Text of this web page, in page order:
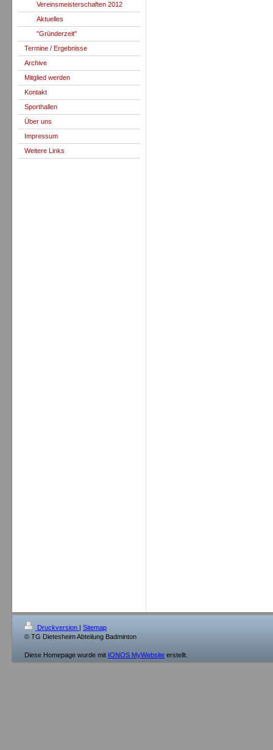
Vereinsmeisterschaften 2012
Aktuelles
"Gründerzeit"
Termine / Ergebnisse
Archive
Mitglied werden
Kontakt
Sporthallen
Über uns
Impressum
Weitere Links
Druckversion | Sitemap
© TG Dietesheim Abteilung Badminton
Diese Homepage wurde mit IONOS MyWebsite erstellt.